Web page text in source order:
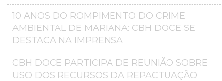
10 ANOS DO ROMPIMENTO DO CRIME
AMBIENTAL DE MARIANA: CBH DOCE SE
DESTACA NA IMPRENSA
CBH DOCE PARTICIPA DE REUNIÃO SOBRE
USO DOS RECURSOS DA REPACTUAÇÃO